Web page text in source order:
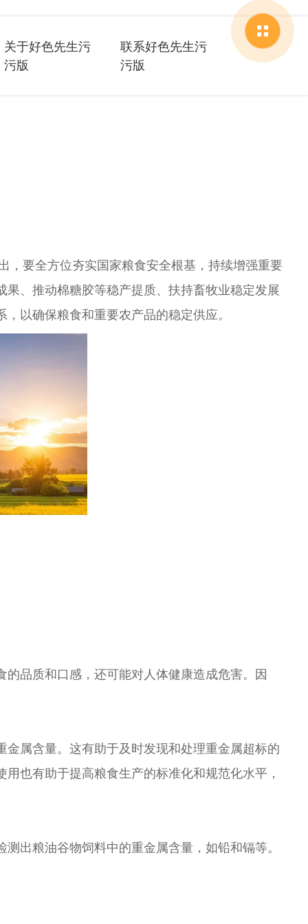
关于好色先生污
污版
联系好色先生污
污版
，要全方位夯实国家粮食安全根基，持续增强重要
、推动棉糖胶等稳产提质、扶持畜牧业稳定发展
，以确保粮食和重要农产品的稳定供应。
质和口感，还可能对人体健康造成危害。因
含量。这有助于及时发现和处理重金属超标的
使用也有助于提高粮食生产的标准化和规范化水平，
油谷物饲料中的重金属含量，如铅和镉等。